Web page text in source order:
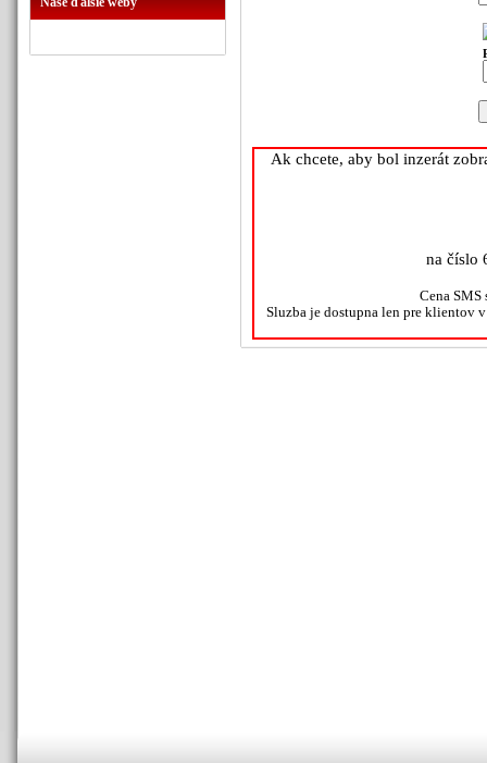
Ak chcete, aby bol inzerát
na číslo
Cena SMS
Sluzba je dostupna len pre klientov